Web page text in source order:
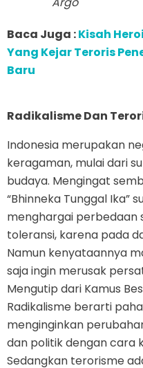
Baca Juga :Kisah
Yang Kejar Teroris
Baru
Radikalisme Dan
Indonesia merupakan
keragaman, mulai dari
budaya. Mengingat
“Bhinneka Tunggal Ika”
menghargai perbedaan
toleransi, karena pada
Namun kenyataannya
saja ingin merusak
Mengutip dari Kamus
Radikalisme berarti
menginginkan
dan politik dengan cara
Sedangkan terorisme